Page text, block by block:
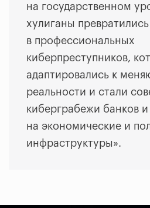
на государственном
хулиганы превратились
в профессиональных
киберпреступников,
адаптировались к
реальности и стали
киберграбежи банков и
на экономические и
инфраструктуры».